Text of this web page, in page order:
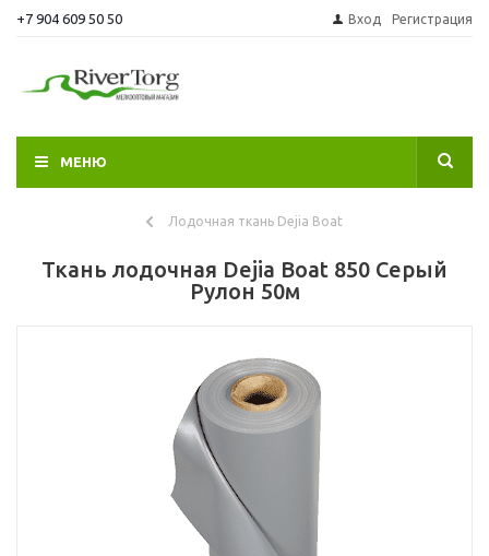
+7 904 609 50 50 Вход Регистрация
МЕНЮ
Лодочная ткань Dejia Boat
Ткань лодочная Dejia Boat 850 Серый
Рулон 50м